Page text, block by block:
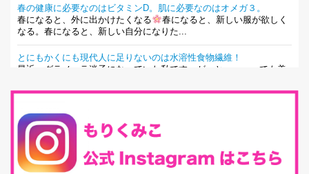
春の健康に必要なのはビタミンD。肌に必要なのはオメガ３。
春になると、外に出かけたくなる
春になると、新しい服が欲しく
なる。春になると、新しい自分になりた...
とにもかくにも現代人に足りないのは水溶性食物繊維！
最近、グラノーラ迷子になっていた私です。が、と〜〜〜っても美
腸内環境を整えることは、健康維持の中でいっちばん大事！だと私
は思っています。 ヒトの免...
iHerb特大セール終了間近！みんな何買う？
最近お風呂上がりの炭酸水をシリカシリカにしているんだけど確か